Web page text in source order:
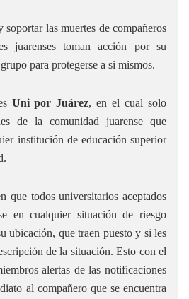
soportar las muertes de compañeros
juarenses toman acción por su
para protegerse a si mismos.
Uni por Juárez, en el cual solo
de la comunidad juarense que
institución de educación superior
que todos universitarios aceptados
en cualquier situación de riesgo
ubicación, que traen puesto y si les
de la situación. Esto con el
alertas de las notificaciones
al compañero que se encuentra